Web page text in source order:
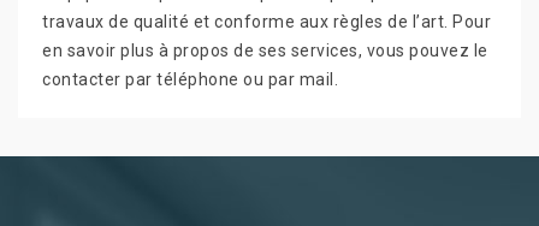
travaux de qualité et conforme aux règles de l’art. Pour
en savoir plus à propos de ses services, vous pouvez le
contacter par téléphone ou par mail.